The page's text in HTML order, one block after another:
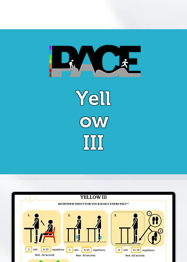
Yell
ow
III